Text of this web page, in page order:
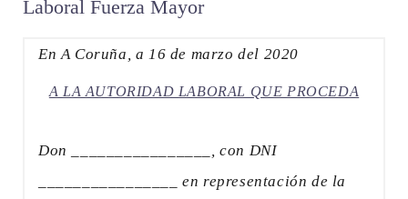
Laboral Fuerza Mayor
En A Coruña, a 16 de marzo del 2020
A LA AUTORIDAD LABORAL QUE PROCEDA
Don ________________, con DNI
________________ en representación de la